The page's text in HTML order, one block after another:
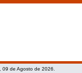
09 de Agosto de 2026.